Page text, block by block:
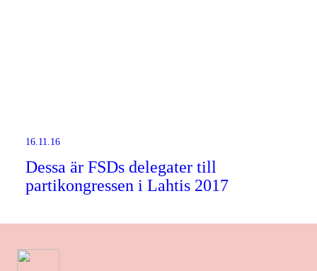
16.11.16
Dessa är FSDs delegater till
partikongressen i Lahtis 2017